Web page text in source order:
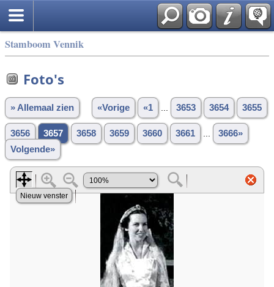
Stamboom Vennik
Foto's
» Allemaal zien «Vorige «1 3653 3654 3655
3656 3657 3658 3659 3660 3661
3666»
Volgende»